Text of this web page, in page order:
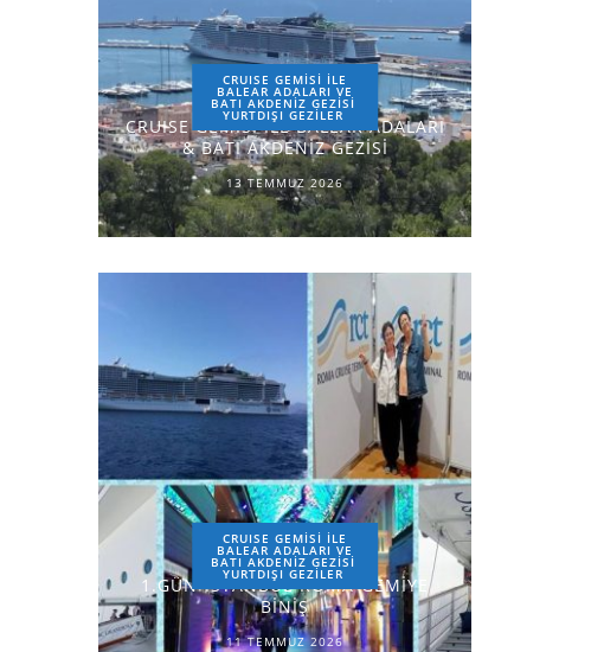
CRUISE GEMİSİ İLE
BALEAR ADALARI VE
BATI AKDENİZ GEZİSİ
YURTDIŞI GEZILER
CRUISE GEMİSİ İLE BALEAR ADALARI
& BATI AKDENİZ GEZİSİ
13 TEMMUZ 2026
CRUISE GEMİSİ İLE
BALEAR ADALARI VE
BATI AKDENİZ GEZİSİ
YURTDIŞI GEZILER
1.GÜN-İSTANBUL-ROMA-GEMİYE
BİNİŞ
11 TEMMUZ 2026